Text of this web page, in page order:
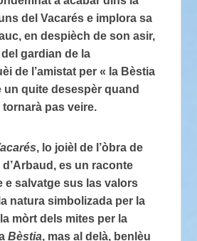
del Vacarés e implora sa
en despièch de son asir,
gardian de la
de l’amistat per « la Bèstia
un quite desespèr quand
pas veire.
, lo joièl de l’òbra de
es un raconte
e salvatge sus las valors
natura simbolizada per la
mòrt dels mites per la
Bèstia, mas al delà, benlèu